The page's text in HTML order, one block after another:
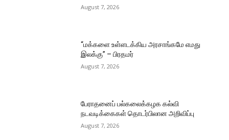
August 7, 2026
“மக்களை உள்ளடக்கிய அரசாங்கமே எமது
இலக்கு” – பிரதமர்
August 7, 2026
பேராதனைப் பல்கலைக்கழக கல்வி
நடவடிக்கைகள் தொடர்பிலான அறிவிப்பு
August 7, 2026